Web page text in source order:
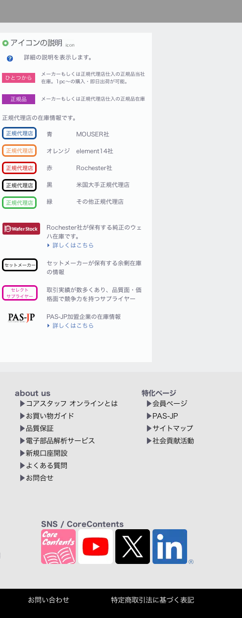
詳細の説明を表示します。
ひとつから
メーカーもしくは正規代理店仕入の正規品当社
在庫。1pc〜の購入・即日出荷が可能。
正規品 メーカーもしくは正規代理店仕入の正規品在庫
正規代理店の在庫情報です。
正規代理店
正規代理店
正規代理店
正規代理店
正規代理店
青 MOUSER社
オレンジ element14社
赤 Rochester社
黒 米国大手正規代理店
緑 その他正規代理店
Rochester社が保有する純正のウェ
ハ在庫です。
詳しくはこちら
セットメーカー
セットメーカーが保有する余剰在庫
の情報
セレクト
サプライヤー
取引実績が数多くあり、品質面・価
格面で競争力を持つサプライヤー
PAS-JP加盟企業の在庫情報
詳しくはこちら
about us
コアスタッフ オンラインとは
お買い物ガイド
品質保証
電子部品解析サービス
新規口座開設
よくある質問
お問合せ
特化ページ
会員ページ
PAS-JP
サイトマップ
社会貢献活動
SNS / CoreContents
お問い合わせ 特定商取引法に基づく表記